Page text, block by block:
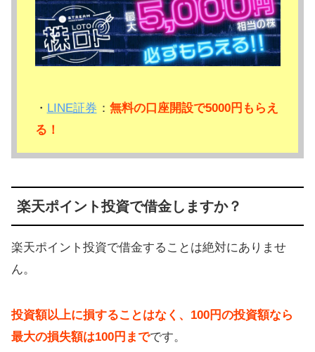
・ LINE証券 ： 無料の口座開設で5000円もらえ
る！
楽天ポイント投資で借金しますか？
楽天ポイント投資で借金することは絶対にありませ
ん。
投資額以上に損することはなく、100円の投資額なら
最大の損失額は100円までです。